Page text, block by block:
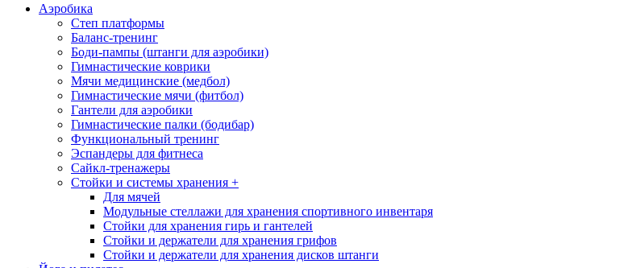
Аэробика
Степ платформы
Баланс-тренинг
Боди-пампы (штанги для аэробики)
Гимнастические коврики
Мячи медицинские (медбол)
Гимнастические мячи (фитбол)
Гантели для аэробики
Гимнастические палки (бодибар)
Функциональный тренинг
Эспандеры для фитнеса
Сайкл-тренажеры
Стойки и системы хранения +
Для мячей
Модульные стеллажи для хранения спортивного инвентаря
Стойки для хранения гирь и гантелей
Стойки и держатели для хранения грифов
Стойки и держатели для хранения дисков штанги